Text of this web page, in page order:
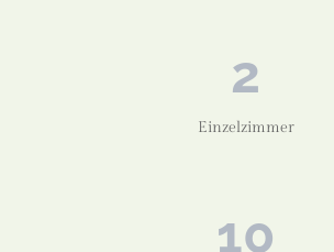
2
Einzelzimmer
10